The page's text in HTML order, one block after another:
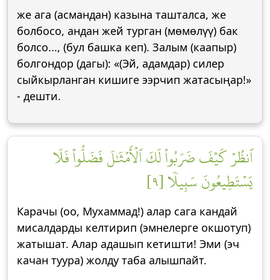
же ага (асмандан) казына ташталса, же
болбосо, андан жей турган (мөмөлүү) бак
болсо..., (бул башка кеп). Залым (каапыр)
болгондор (дагы): «(Эй, адамдар) силер
сыйкырланган кишиге ээрчип жатасыңар!»
- дешти.
ٱنظُرۡ كَيۡفَ ضَرَبُواْ لَكَ ٱلۡأَمۡثَٰلَ فَضَلُّواْ فَلَا
يَسۡتَطِيعُونَ سَبِيلٗا [٩]
Карачы (оо, Мухаммад!) алар сага кандай
мисалдарды келтирип (эмнелерге окшотуп)
жатышат. Алар адашып кетишти! Эми (эч
качан туура) жолду таба алышпайт.